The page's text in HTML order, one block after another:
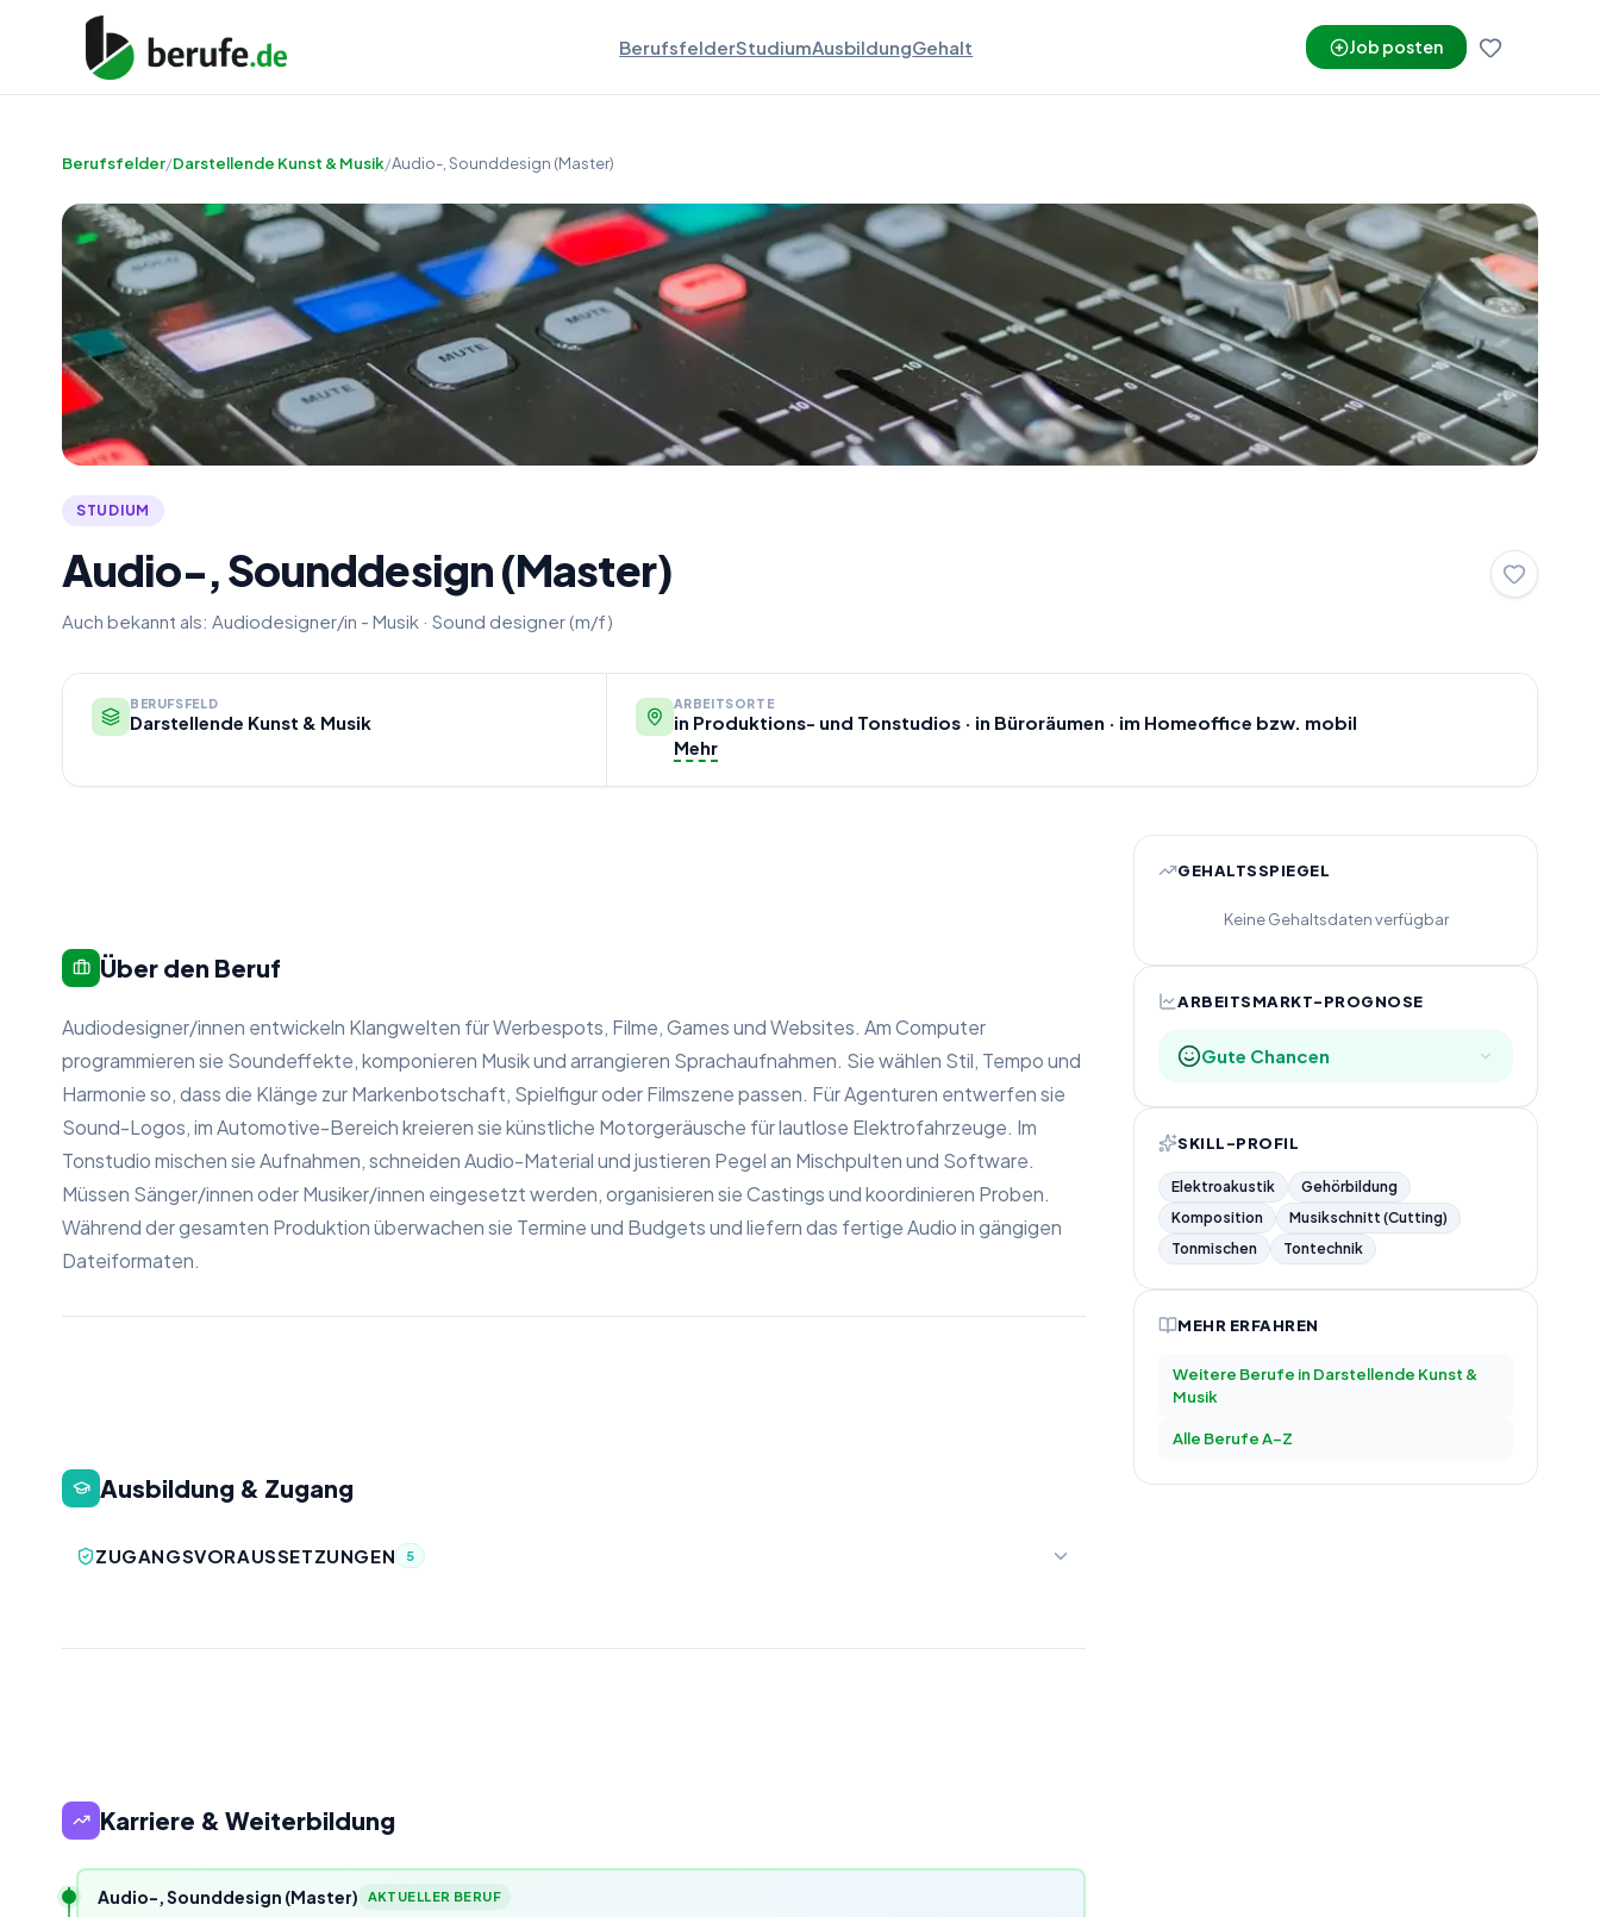
BerufsfelderStudiumAusbildungGehalt Job posten
Berufsfelder/Darstellende Kunst & Musik/Audio-, Sounddesign (Master)
STUDIUM
Audio-, Sounddesign (Master)
Auch bekannt als: Audiodesigner/in - Musik · Sound designer (m/f)
BERUFSFELD
Darstellende Kunst & Musik
ARBEITSORTE
in Produktions- und Tonstudios · in Büroräumen · im Homeoffice bzw. mobil
Mehr
Über den Beruf
Audiodesigner/innen entwickeln Klangwelten für Werbespots, Filme, Games und Websites. Am Computer
programmieren sie Soundeffekte, komponieren Musik und arrangieren Sprachaufnahmen. Sie wählen Stil, Tempo und
Harmonie so, dass die Klänge zur Markenbotschaft, Spielfigur oder Filmszene passen. Für Agenturen entwerfen sie
Sound-Logos, im Automotive-Bereich kreieren sie künstliche Motorgeräusche für lautlose Elektrofahrzeuge. Im
Tonstudio mischen sie Aufnahmen, schneiden Audio-Material und justieren Pegel an Mischpulten und Software.
Müssen Sänger/innen oder Musiker/innen eingesetzt werden, organisieren sie Castings und koordinieren Proben.
Während der gesamten Produktion überwachen sie Termine und Budgets und liefern das fertige Audio in gängigen
Dateiformaten.
Ausbildung & Zugang
ZUGANGSVORAUSSETZUNGEN 5
Karriere & Weiterbildung
Audio-, Sounddesign (Master) AKTUELLER BERUF
GEHALTSSPIEGEL
Keine Gehaltsdaten verfügbar
ARBEITSMARKT-PROGNOSE
Gute Chancen
SKILL-PROFIL
Elektroakustik
Gehörbildung
Komposition
Musikschnitt (Cutting)
Tonmischen
Tontechnik
MEHR ERFAHREN
Weitere Berufe in Darstellende Kunst &
Musik
Alle Berufe A–Z